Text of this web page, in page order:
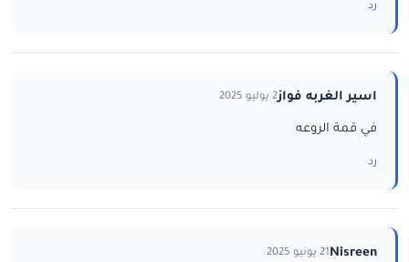
رد
اسير الغربه فواز2 يوليو 2025
في قمة الروعه
رد
Nisreen21 يونيو 2025